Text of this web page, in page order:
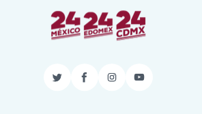
TwitterFacebook
InstagramYouTube